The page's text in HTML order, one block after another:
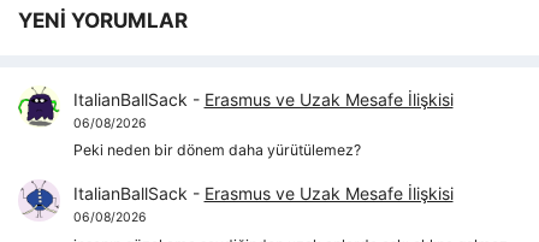
YENİ YORUMLAR
ItalianBallSack - Erasmus ve Uzak Mesafe İlişkisi
06/08/2026
Peki neden bir dönem daha yürütülemez?
ItalianBallSack - Erasmus ve Uzak Mesafe İlişkisi
06/08/2026